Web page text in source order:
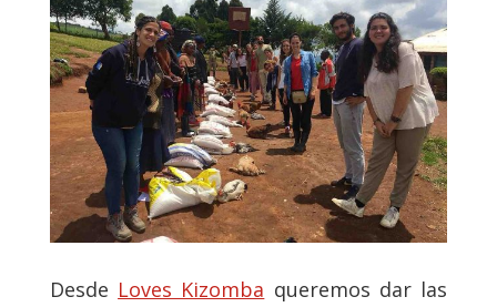
Desde Loves Kizomba queremos dar las